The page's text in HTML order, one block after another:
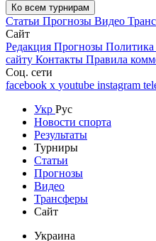
Ко всем турнирам
Статьи Прогнозы Видео
Сайт
Редакция Прогнозы Политика
сайту Контакты Правила
Соц. сети
facebook x youtube instagram
Укр Рус
Новости спорта
Результаты
Турниры
Статьи
Прогнозы
Видео
Трансферы
Сайт
Украина